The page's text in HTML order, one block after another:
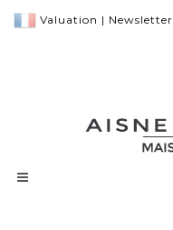
Valuation | Newsletter